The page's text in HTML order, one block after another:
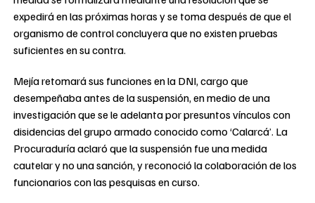
expedirá en las próximas horas y se toma después de que el
organismo de control concluyera que no existen pruebas
suficientes en su contra.
Mejía retomará sus funciones en la DNI, cargo que
desempeñaba antes de la suspensión, en medio de una
investigación que se le adelanta por presuntos vínculos con
disidencias del grupo armado conocido como ‘Calarcá’. La
Procuraduría aclaró que la suspensión fue una medida
cautelar y no una sanción, y reconoció la colaboración de los
funcionarios con las pesquisas en curso.